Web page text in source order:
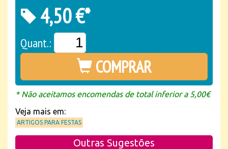
4,50 €*
Quant.:
COMPRAR
* Não aceitamos encomendas de total inferior a 5,00€
Veja mais em:
ARTIGOS PARA FESTAS
Outras Sugestões